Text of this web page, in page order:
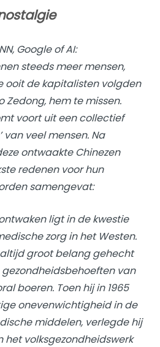
Google of AI:
steeds meer mensen,
ooit de kapitalisten volgden
Zedong, hem te missen.
voort uit een collectief
van veel mensen. Na
ontwaakte Chinezen
redenen voor hun
samengevat:
ligt in de kwestie
zorg in het Westen.
groot belang gehecht
van
boeren. Toen hij in 1965
onevenwichtigheid in de
middelen, verlegde hij
het volksgezondheidswerk